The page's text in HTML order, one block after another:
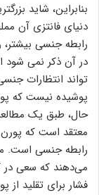
بنابراین، شاید
دنیای فانتزی آن
رابطه جنسی
در آن ذکر نمی شود
تواند انتظارات
پوشیده نیست که
معتقد است که پورن
رابطه جنسی است.
می‌دهند که سعی در
فشار برای تقلید از